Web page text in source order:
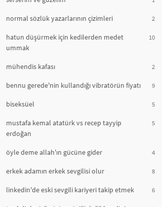
normal sözlük yazarlarının çizimleri 2
hatun düşürmek için kedilerden medet
ummak
10
mühendis kafası 2
bennu gerede'nin kullandığı vibratörün fiyatı 9
biseksüel 5
mustafa kemal atatürk vs recep tayyip
erdoğan
5
öyle deme allah'ın gücüne gider 4
erkek adamın erkek sevgilisi olur 8
linkedin'de eski sevgili kariyeri takip etmek 6